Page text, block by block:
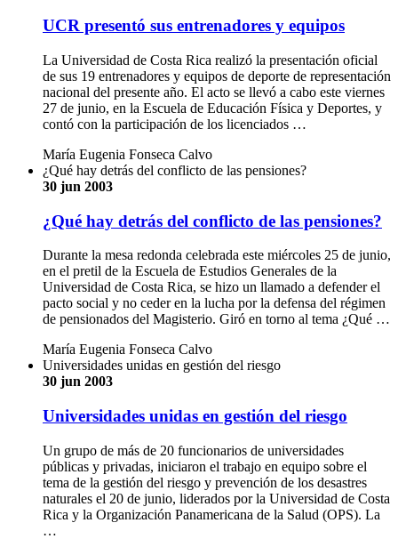
UCR presentó sus entrenadores y equipos
La Universidad de Costa Rica realizó la presentación oficial
de sus 19 entrenadores y equipos de deporte de representación
nacional del presente año. El acto se llevó a cabo este viernes
27 de junio, en la Escuela de Educación Física y Deportes, y
contó con la participación de los licenciados …
María Eugenia Fonseca Calvo
¿Qué hay detrás del conflicto de las pensiones?
30 jun 2003
¿Qué hay detrás del conflicto de las pensiones?
Durante la mesa redonda celebrada este miércoles 25 de junio,
en el pretil de la Escuela de Estudios Generales de la
Universidad de Costa Rica, se hizo un llamado a defender el
pacto social y no ceder en la lucha por la defensa del régimen
de pensionados del Magisterio. Giró en torno al tema ¿Qué …
María Eugenia Fonseca Calvo
Universidades unidas en gestión del riesgo
30 jun 2003
Universidades unidas en gestión del riesgo
Un grupo de más de 20 funcionarios de universidades
públicas y privadas, iniciaron el trabajo en equipo sobre el
tema de la gestión del riesgo y prevención de los desastres
naturales el 20 de junio, liderados por la Universidad de Costa
Rica y la Organización Panamericana de la Salud (OPS). La
…